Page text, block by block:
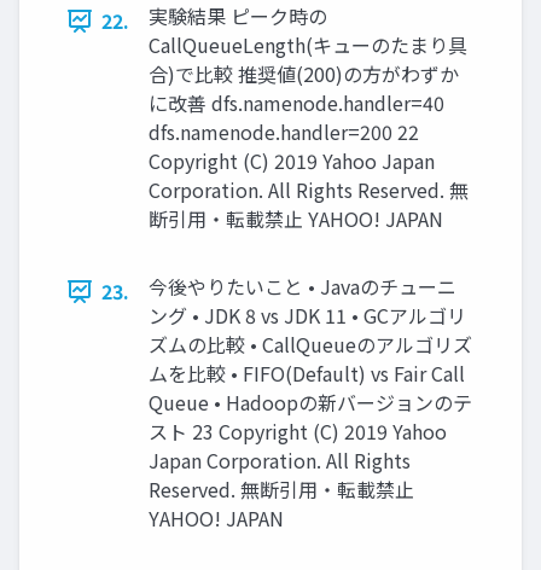
22.
実験結果 ピーク時の
CallQueueLength(キューのたまり具
合)で比較 推奨値(200)の方がわずか
に改善 dfs.namenode.handler=40
dfs.namenode.handler=200 22
Copyright (C) 2019 Yahoo Japan
Corporation. All Rights Reserved. 無
断引用・転載禁止 YAHOO! JAPAN
23.
今後やりたいこと • Javaのチューニ
ング • JDK 8 vs JDK 11 • GCアルゴリ
ズムの比較 • CallQueueのアルゴリズ
ムを比較 • FIFO(Default) vs Fair Call
Queue • Hadoopの新バージョンのテ
スト 23 Copyright (C) 2019 Yahoo
Japan Corporation. All Rights
Reserved. 無断引用・転載禁止
YAHOO! JAPAN